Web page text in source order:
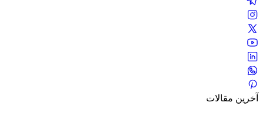
آخرین مقالات